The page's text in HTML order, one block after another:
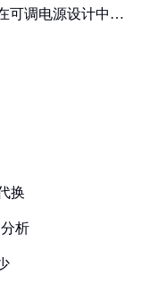
可调电源设计中的
换
析